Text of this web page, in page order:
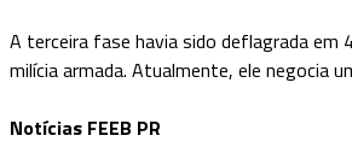
A terceira fase havia sido deflagrada em
milícia armada. Atualmente, ele negocia
Notícias FEEB PR